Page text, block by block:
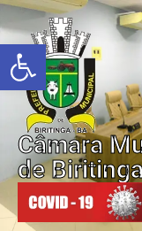
Câmara
de
Abrir a